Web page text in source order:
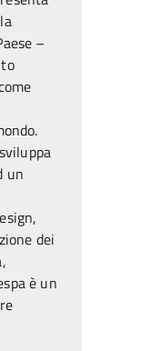
–
un
dei
è un